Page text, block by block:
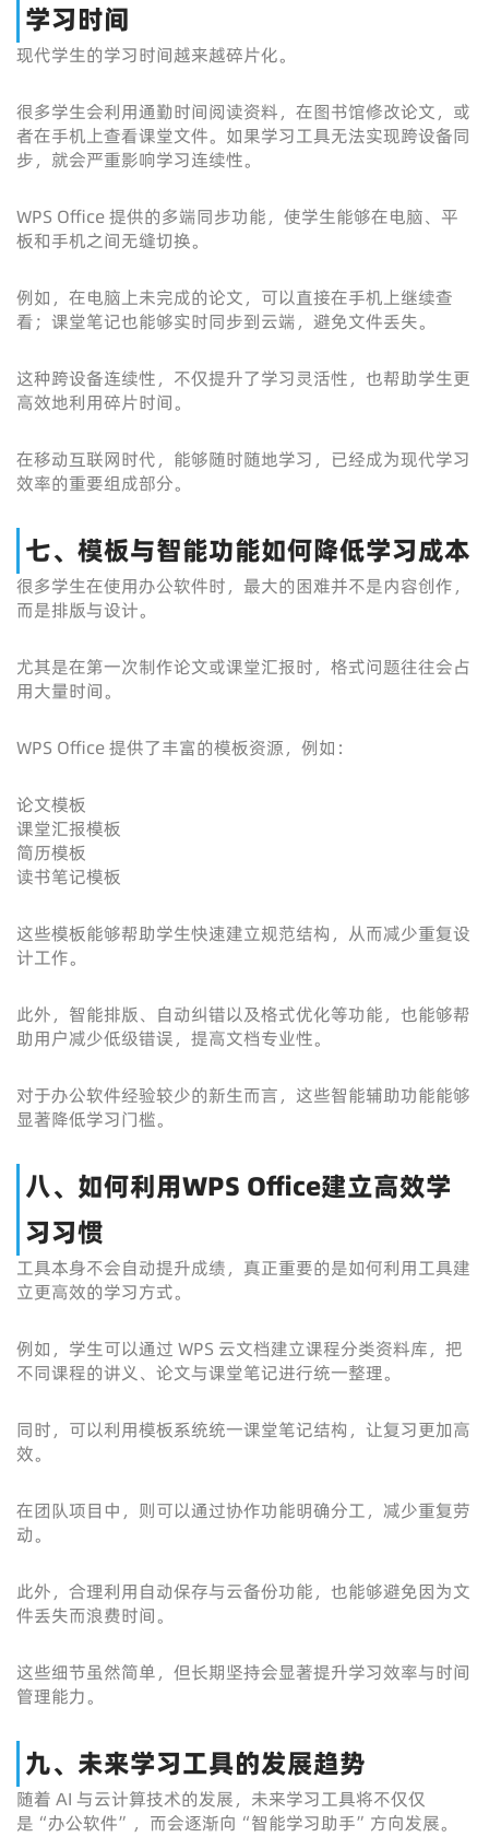
学习时间
现代学生的学习时间越来越碎片化。
很多学生会利用通勤时间阅读资料，在图书馆修改论文，或
者在手机上查看课堂文件。如果学习工具无法实现跨设备同
步，就会严重影响学习连续性。
WPS Office 提供的多端同步功能，使学生能够在电脑、平
板和手机之间无缝切换。
例如，在电脑上未完成的论文，可以直接在手机上继续查
看；课堂笔记也能够实时同步到云端，避免文件丢失。
这种跨设备连续性，不仅提升了学习灵活性，也帮助学生更
高效地利用碎片时间。
在移动互联网时代，能够随时随地学习，已经成为现代学习
效率的重要组成部分。
七、模板与智能功能如何降低学习成本
很多学生在使用办公软件时，最大的困难并不是内容创作，
而是排版与设计。
尤其是在第一次制作论文或课堂汇报时，格式问题往往会占
用大量时间。
WPS Office 提供了丰富的模板资源，例如：
论文模板
课堂汇报模板
简历模板
读书笔记模板
这些模板能够帮助学生快速建立规范结构，从而减少重复设
计工作。
此外，智能排版、自动纠错以及格式优化等功能，也能够帮
助用户减少低级错误，提高文档专业性。
对于办公软件经验较少的新生而言，这些智能辅助功能能够
显著降低学习门槛。
八、如何利用WPS Office建立高效学
习习惯
工具本身不会自动提升成绩，真正重要的是如何利用工具建
立更高效的学习方式。
例如，学生可以通过 WPS 云文档建立课程分类资料库，把
不同课程的讲义、论文与课堂笔记进行统一整理。
同时，可以利用模板系统统一课堂笔记结构，让复习更加高
效。
在团队项目中，则可以通过协作功能明确分工，减少重复劳
动。
此外，合理利用自动保存与云备份功能，也能够避免因为文
件丢失而浪费时间。
这些细节虽然简单，但长期坚持会显著提升学习效率与时间
管理能力。
九、未来学习工具的发展趋势
随着 AI 与云计算技术的发展，未来学习工具将不仅仅
是“办公软件”，而会逐渐向“智能学习助手”方向发展。